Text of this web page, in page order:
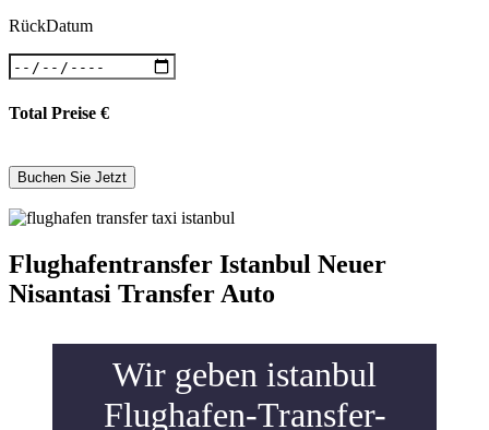
RückDatum
Total Preise €
Flughafentransfer Istanbul Neuer
Nisantasi Transfer Auto
Wir geben istanbul
Flughafen-Transfer-